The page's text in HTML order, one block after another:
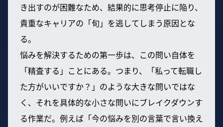
き出すのが困難なため、結果的に思考停止に陥り、
貴重なキャリアの「旬」を逃してしまう原因とな
る。
悩みを解決するための第一歩は、この問い自体を
「精査する」ことにある。つまり、「私って転職し
た方がいいですか？」のような大きな問いではな
く、それを具体的な小さな問いにブレイクダウンす
る作業だ。例えば「今の悩みを別の言葉で言い換え